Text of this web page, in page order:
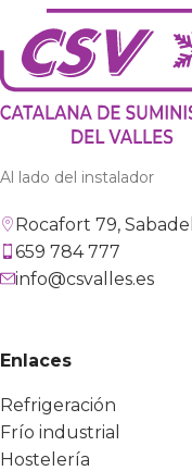
Al lado del instalador
Rocafort 79, Sabadell
659 784 777
info@csvalles.es
Enlaces
Refrigeración
Frío industrial
Hostelería